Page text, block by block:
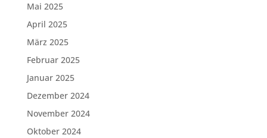
Mai 2025
April 2025
März 2025
Februar 2025
Januar 2025
Dezember 2024
November 2024
Oktober 2024